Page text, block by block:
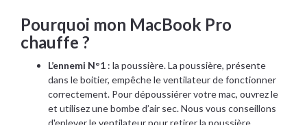
Pourquoi mon MacBook Pro
chauffe ?
L’ennemi N°1 : la poussière. La poussière, présente
dans le boitier, empêche le ventilateur de fonctionner
correctement. Pour dépoussiérer votre mac, ouvrez le
et utilisez une bombe d’air sec. Nous vous conseillons